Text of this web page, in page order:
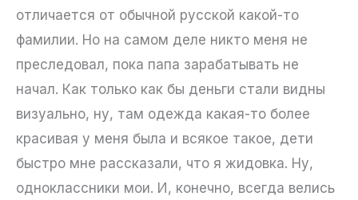
отличается от обычной русской какой-то
фамилии. Но на самом деле никто меня не
преследовал, пока папа зарабатывать не
начал. Как только как бы деньги стали видны
визуально, ну, там одежда какая-то более
красивая у меня была и всякое такое, дети
быстро мне рассказали, что я жидовка. Ну,
одноклассники мои. И, конечно, всегда велись